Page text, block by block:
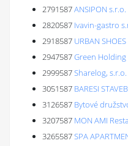
2791587ANSIPON s.r.o.
2820587 Ivavin-gastro
2918587 URBAN
2947587Green Holding
2999587Sharelog, s.r.o.
3051587 BARESI
3126587 Bytové
3207587 MON AMI
3265587SPA